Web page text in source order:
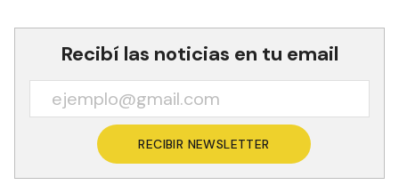
Recibí las noticias en tu email
RECIBIR NEWSLETTER